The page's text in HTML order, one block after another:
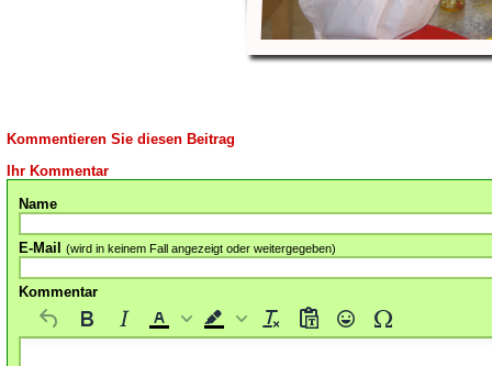
Kommentieren Sie diesen Beitrag
Ihr Kommentar
Name
E-Mail (wird in keinem Fall angezeigt oder weitergegeben)
Kommentar